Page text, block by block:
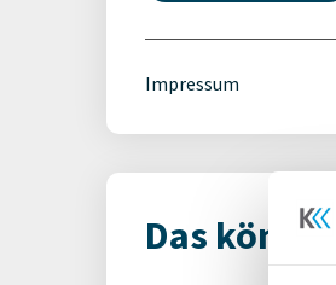
Impressum
Das